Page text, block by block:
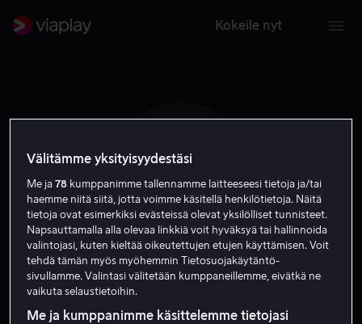
Kokeile nyt
M N
Michael Nell
Välitämme yksityisyydestäsi
Me ja78 kumppanimme tallennamme laitteeseesi tietoja ja/tai
haemme niitä siitä, jotta voimme käsitellä henkilötietoja. Näitä
tietoja ovat esimerkiksi evästeissä olevat yksilölliset tunnisteet.
Napsauttamalla alla olevaa linkkiä voit hyväksyä tai hallinnoida
valintojasi, kuten kieltää oikeutettujen etujen käyttämisen. Voit
tehdä tämän myös myöhemmin Tietosuojakäytäntö-
sivullamme. Valintasi välitetään kumppaneillemme, eivätkä ne
vaikuta selaustietoihin.
Me ja kumppanimme käsittelemme tietojasi